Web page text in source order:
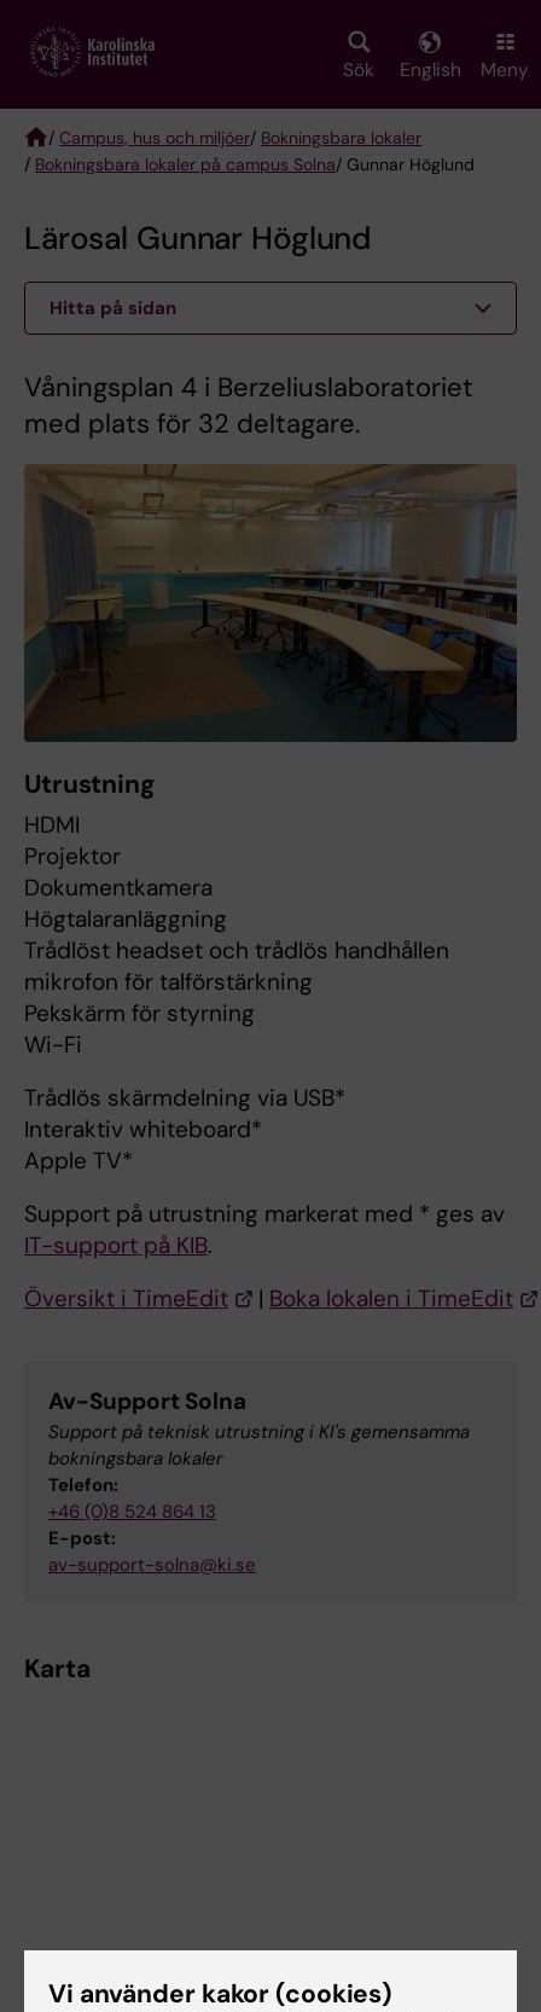
main
Sök English Meny
Breadcrumb
/ Campus, hus och miljöer/ Bokningsbara lokaler
/ Bokningsbara lokaler på campus Solna/ Gunnar Höglund
Lärosal Gunnar Höglund
Hitta på sidan
Våningsplan 4 i Berzeliuslaboratoriet
med plats för 32 deltagare.
Utrustning
HDMI
Projektor
Dokumentkamera
Högtalaranläggning
Trådlöst headset och trådlös handhållen
mikrofon för talförstärkning
Pekskärm för styrning
Wi-Fi
Trådlös skärmdelning via USB*
Interaktiv whiteboard*
Apple TV*
Support på utrustning markerat med * ges av
IT-support på KIB.
Översikt i TimeEdit
| Boka lokalen i TimeEdit
Av-Support Solna
Support på teknisk utrustning i KI's gemensamma
bokningsbara lokaler
Telefon:
+46 (0)8 524 864 13
E-post:
av-support-solna@ki.se
Karta
Vi använder kakor (cookies)